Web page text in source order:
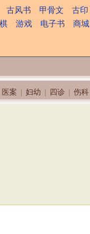
古风书 甲骨文 古印
游戏 电子书 商城
医案 妇幼 四诊 伤科